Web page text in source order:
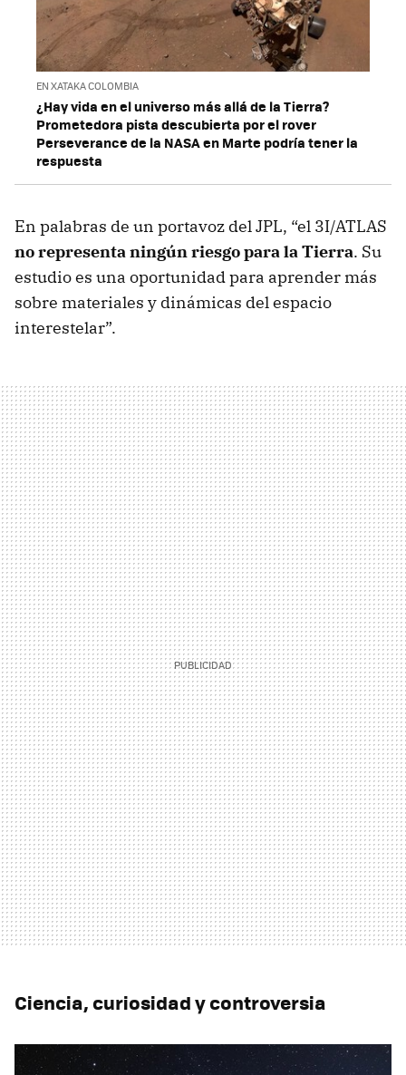
EN XATAKA COLOMBIA
¿Hay vida en el universo más allá de la Tierra?
Prometedora pista descubierta por el rover
Perseverance de la NASA en Marte podría tener la
respuesta
En palabras de un portavoz del JPL, “el 3I/ATLAS
no representa ningún riesgo para la Tierra. Su
estudio es una oportunidad para aprender más
sobre materiales y dinámicas del espacio
interestelar”.
Ciencia, curiosidad y controversia